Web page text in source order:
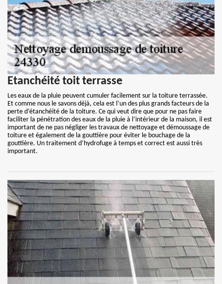
Etanchéité toit terrasse
Les eaux de la pluie peuvent cumuler facilement sur la toiture terrassée.
Et comme nous le savons déjà, cela est l’un des plus grands facteurs de la
perte d’étanchéité de la toiture. Ce qui veut dire que pour ne pas faire
faciliter la pénétration des eaux de la pluie à l’intérieur de la maison, il est
important de ne pas négliger les travaux de nettoyage et démoussage de
toiture et également de la gouttière pour éviter le bouchage de la
gouttière. Un traitement d’hydrofuge à temps et correct est aussi très
important.